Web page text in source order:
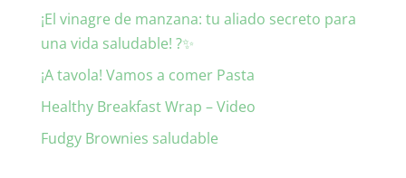
¡El vinagre de manzana: tu aliado secreto para
una vida saludable! ?✨
¡A tavola! Vamos a comer Pasta
Healthy Breakfast Wrap – Video
Fudgy Brownies saludable